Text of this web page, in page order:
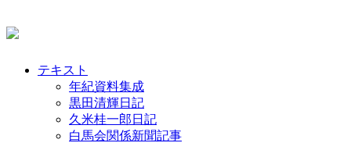
テキスト
年紀資料集成
黒田清輝日記
久米桂一郎日記
白馬会関係新聞記事